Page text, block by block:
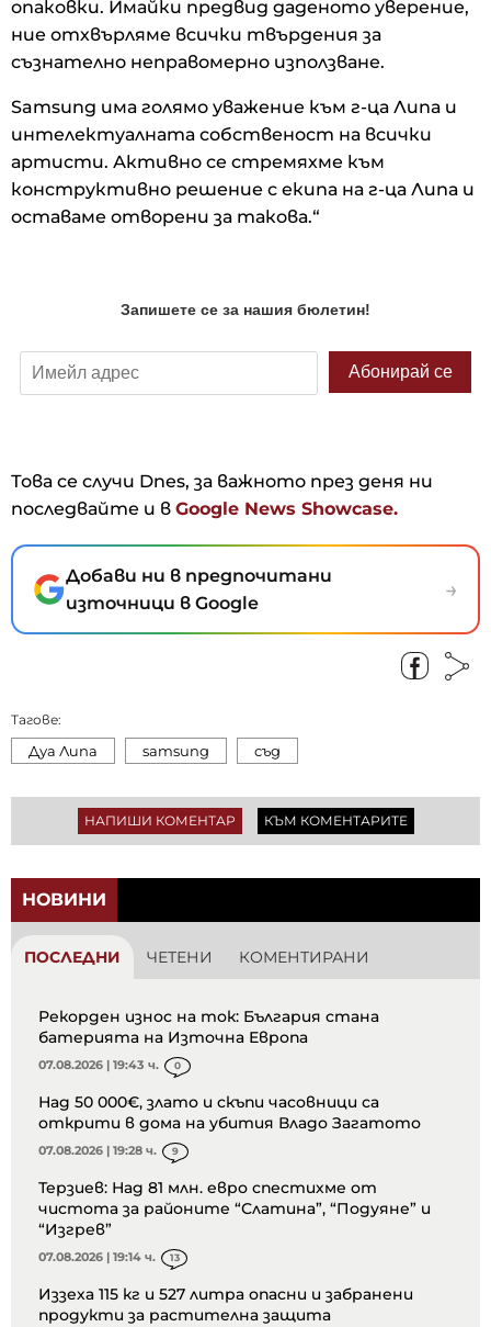
опаковки. Имайки предвид даденото уверение,
ние отхвърляме всички твърдения за
съзнателно неправомерно използване.
Samsung има голямо уважение към г-ца Липа и
интелектуалната собственост на всички
артисти. Активно се стремяхме към
конструктивно решение с екипа на г-ца Липа и
оставаме отворени за такова.“
Това се случи Dnes, за важното през деня ни
последвайте и в Google News Showcase.
Добави ни в предпочитани
източници в Google
→
Тагове:
Дуа Липа samsung съд
НАПИШИ КОМЕНТАР КЪМ КОМЕНТАРИТЕ
НОВИНИ
ПОСЛЕДНИ ЧЕТЕНИ КОМЕНТИРАНИ
Рекорден износ на ток: България стана
батерията на Източна Европа
07.08.2026 | 19:43 ч. 0
Над 50 000€, злато и скъпи часовници са
открити в дома на убития Владо Загатото
07.08.2026 | 19:28 ч. 9
Терзиев: Над 81 млн. евро спестихме от
чистота за районите “Слатина”, “Подуяне” и
“Изгрев”
07.08.2026 | 19:14 ч. 13
Иззеха 115 кг и 527 литра опасни и забранени
продукти за растителна защита